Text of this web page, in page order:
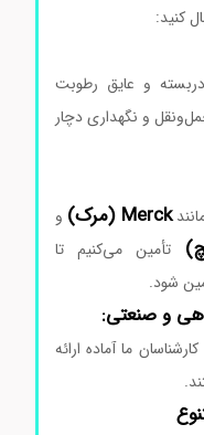
و عایقرطوبت
ونگهداریدچار
Merck ( مرک) و
تأمینمی‌کنیمتا
شود.
وصنعتی:
ما آمادهارائه